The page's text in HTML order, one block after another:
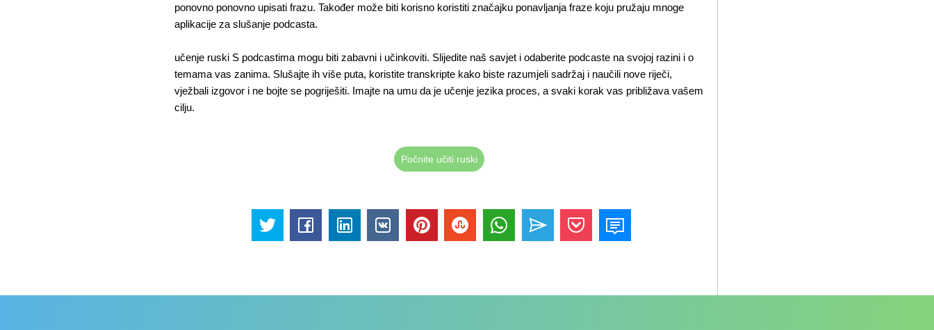
ponovno ponovno upisati frazu. Također može biti korisno koristiti značajku ponavljanja fraze koju pružaju mnoge
aplikacije za slušanje podcasta.
učenje ruski S podcastima mogu biti zabavni i učinkoviti. Slijedite naš savjet i odaberite podcaste na svojoj razini i o
temama vas zanima. Slušajte ih više puta, koristite transkripte kako biste razumjeli sadržaj i naučili nove riječi,
vježbali izgovor i ne bojte se pogriješiti. Imajte na umu da je učenje jezika proces, a svaki korak vas približava vašem
cilju.
Počnite učiti ruski